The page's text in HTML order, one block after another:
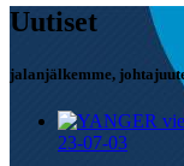
Uutiset
jalanjälkemme,
23-07-03